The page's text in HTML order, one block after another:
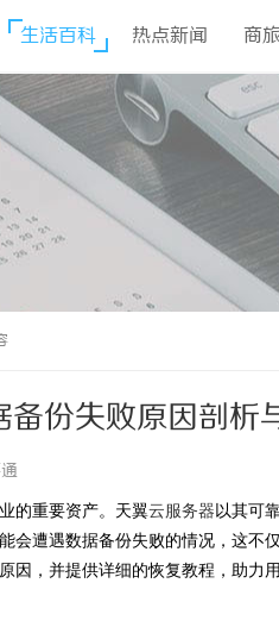
生活百科 热点新闻 商
备份失败原因剖析
的重要资产。天翼云服务器以其可
会遭遇数据备份失败的情况，这
因，并提供详细的恢复教程，助力